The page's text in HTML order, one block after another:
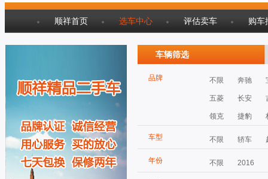
顺祥首页 选车中心 评估卖车 购车
车辆筛选
品牌 不限 奔驰
五菱 长安
领克 捷豹
车型 不限 轿车
年份 不限 2016